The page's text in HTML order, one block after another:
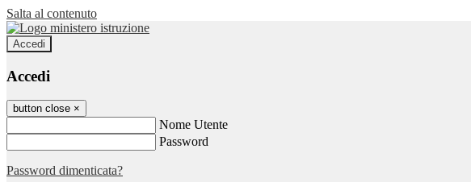
Salta al contenuto
Accedi
Accedi
button close ×
Nome Utente
Password
Password dimenticata?